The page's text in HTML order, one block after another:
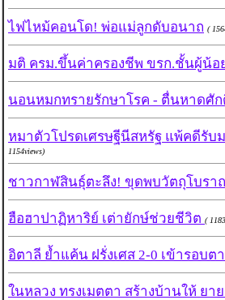
ไฟไหม้คอนโด! พ่อแม่ลูกดับอนาถ (
มติ ครม.ขึ้นค่าครองชีพ ขรก.ชั้นผู้น้อ
นอนหมกทรายรักษาโรค - ตื่นหาดศั
หมาตัวโปรดเศรษฐีนีสหรัฐ แพ้คดีรับ
1154views)
ชาวกาฬสินธุ์ตะลึง! ขุดพบวัตถุโบร
ฮือฮาปาฏิหาริย์ เต่ายักษ์ช่วยชีวิต (
อิตาลี ย้ำแค้น ฝรั่งเศส 2-0 เข้ารอบ
ในหลวง ทรงเมตตา สร้างบ้านให้ ยา